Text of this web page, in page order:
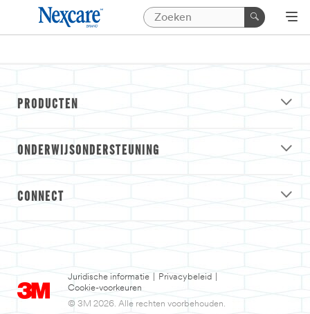
PRODUCTEN
ONDERWIJSONDERSTEUNING
CONNECT
Juridische informatie Privacybeleid
Cookie-voorkeuren
© 3M 2026. Alle rechten voorbehouden.